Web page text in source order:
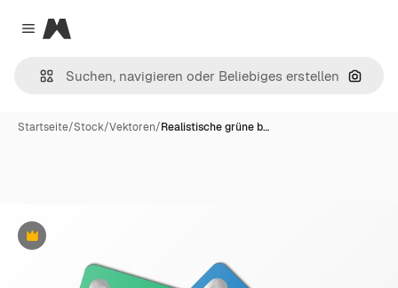
Close menu
Magnific
Nach
Startseite/Stock/Vektoren/Realistische grüne b…
Premium